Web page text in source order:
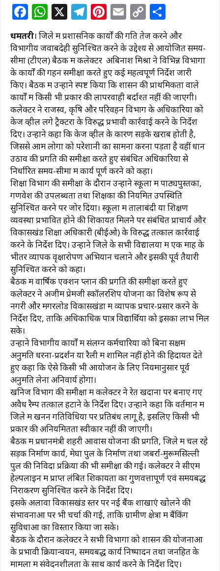
F
a
c
e
b
o
o
k
W
h
at
s
A
p
p
X T
el
e
g
ra
m
Pi
n
te
re
st
E
m
ai
l
C
o
p
y
Li
n
k
h
ar
e
धमतरी। जिले में प्रशासनिक कार्यों की गति तेज करने और
विभागीय जवाबदेही सुनिश्चित करने के उद्देश्य से आयोजित समय-
सीमा (टीएल) बैठक में कलेक्टर अबिनाश मिश्रा ने विभिन्न विभागों
के कार्यों की गहन समीक्षा करते हुए कई महत्वपूर्ण निर्देश जारी
किए। बैठक में उन्होंने स्पष्ट किया कि शासन की प्राथमिकता वाले
कार्यों में किसी भी प्रकार की लापरवाही बर्दाश्त नहीं की जाएगी।
कलेक्टर ने राजस्व, कृषि और परिवहन विभाग के अधिकारियों को
केज व्हील लगे ट्रैक्टरों के विरुद्ध प्रभावी कार्रवाई करने के निर्देश
दिए। उन्होंने कहा कि केज व्हील के कारण सड़के खराब होती है,
जिससे आम लोगों को परेशानी का सामना करना पड़ता है वहीं धान
उठाव की प्रगति की समीक्षा करते हुए संबंधित अधिकारियों से
निर्धारित समय-सीमा में कार्य पूर्ण करने को कहा।
शिक्षा विभाग की समीक्षा के दौरान उन्होंने स्कूलों में पाठ्यपुस्तकों,
गणवेश की उपलब्धता तथा शिक्षकों की नियमित उपस्थिति
सुनिश्चित करने पर जोर दिया। स्कूलों में तालाबंदी या शिक्षण
व्यवस्था प्रभावित होने की शिकायत मिलने पर संबंधित प्राचार्य और
विकासखंड शिक्षा अधिकारी (बीईओ) के विरुद्ध तत्काल कार्रवाई
करने के निर्देश दिए। उन्होंने जिले के सभी विद्यालयों में एक माह के
भीतर व्यापक वृक्षारोपण अभियान चलाने और इसकी पूर्व तैयारी
सुनिश्चित करने को कहा।
बैठक में वार्षिक एक्शन प्लान की प्रगति की समीक्षा करते हुए
कलेक्टर ने अजीम प्रेमजी स्कॉलरशिप योजना का विशेष रूप से
नगरी और मगरलोड विकासखंडों में व्यापक प्रचार-प्रसार करने के
निर्देश दिए, ताकि अधिकाधिक पात्र विद्यार्थियों को इसका लाभ मिल
सके।
उन्होंने विभागीय कार्यों में संलग्न कर्मचारियों को बिना सक्षम
अनुमति धरना-प्रदर्शन या रैली में शामिल नहीं होने की हिदायत देते
हुए कहा कि ऐसे किसी भी आयोजन के लिए नियमानुसार पूर्व
अनुमति लेना अनिवार्य होगा।
खनिज विभाग की समीक्षा में कलेक्टर ने रेत खदानों पर बनाए गए
अवैध रैम्प तत्काल हटाने के निर्देश दिए। उन्होंने कहा कि वर्तमान में
जिले में खनन गतिविधियों पर प्रतिबंध लागू है, इसलिए किसी भी
प्रकार की अनियमितता स्वीकार नहीं की जाएगी।
बैठक में प्रधानमंत्री शहरी आवास योजना की प्रगति, जिले में चल रहे
सड़क निर्माण कार्य, मेघा पुल के निर्माण तथा जबर्रा-मुरूमसिल्ली
पुल की निविदा प्रक्रिया की भी समीक्षा की गई। कलेक्टर ने सीएम
हेल्पलाइन में प्राप्त लंबित शिकायतों का गुणवत्तापूर्ण एवं समयबद्ध
निराकरण सुनिश्चित करने के निर्देश दिए।
इसके अलावा विकासखंड स्तर पर नई बैंक शाखाएं खोलने की
संभावनाओं पर भी चर्चा की गई, ताकि ग्रामीण क्षेत्रों में बैंकिंग
सुविधाओं का विस्तार किया जा सके।
बैठक के दौरान कलेक्टर ने सभी विभागों को शासन की योजनाओं
के प्रभावी क्रियान्वयन, समयबद्ध कार्य निष्पादन तथा जनहित के
मामलों में संवेदनशीलता के साथ कार्य करने के निर्देश दिए।